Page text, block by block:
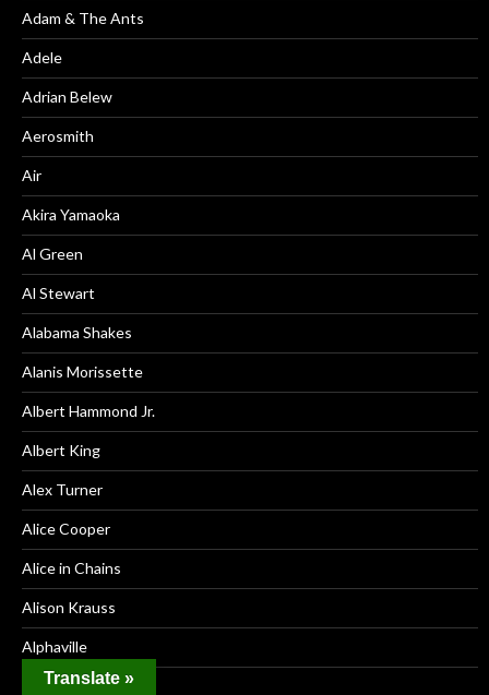
Adam & The Ants
Adele
Adrian Belew
Aerosmith
Air
Akira Yamaoka
Al Green
Al Stewart
Alabama Shakes
Alanis Morissette
Albert Hammond Jr.
Albert King
Alex Turner
Alice Cooper
Alice in Chains
Alison Krauss
Alphaville
Alt-JTranslate »